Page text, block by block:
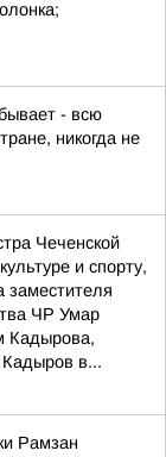
- всю
никогда не
Чеченской
и спорту,
заместителя
ЧР Умар
Кадырова,
в...
Рамзан